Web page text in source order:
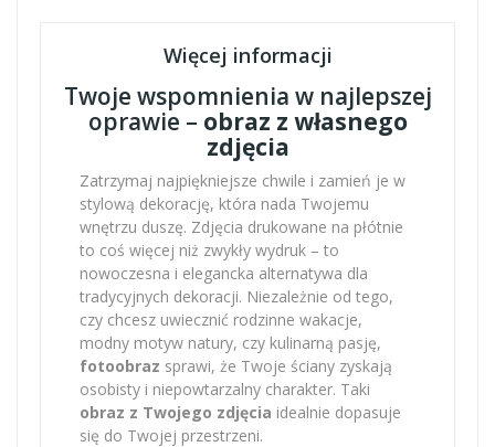
Więcej informacji
Twoje wspomnienia w najlepszej
oprawie – obraz z własnego
zdjęcia
Zatrzymaj najpiękniejsze chwile i zamień je w
stylową dekorację, która nada Twojemu
wnętrzu duszę. Zdjęcia drukowane na płótnie
to coś więcej niż zwykły wydruk – to
nowoczesna i elegancka alternatywa dla
tradycyjnych dekoracji. Niezależnie od tego,
czy chcesz uwiecznić rodzinne wakacje,
modny motyw natury, czy kulinarną pasję,
fotoobraz sprawi, że Twoje ściany zyskają
osobisty i niepowtarzalny charakter. Taki
obraz z Twojego zdjęcia idealnie dopasuje
się do Twojej przestrzeni.